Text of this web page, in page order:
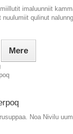
imaluunniit
qulinut
Mere
Noa Nivilu